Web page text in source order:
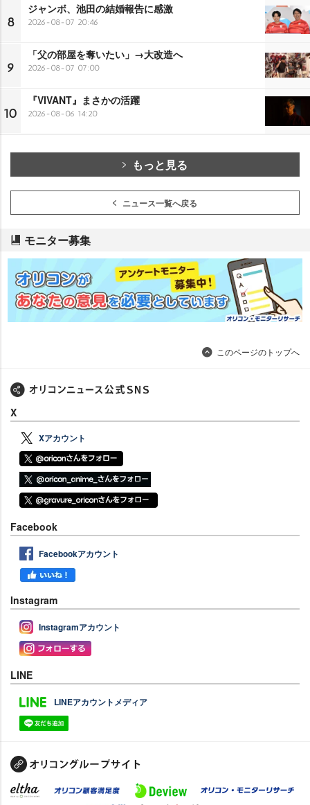
8
ジャンボ、池田の結婚報告に感激
2026-08-07 20:46
9
「父の部屋を奪いたい」→大改造へ
2026-08-07 07:00
10
『VIVANT』まさかの活躍
2026-08-06 14:20
もっと見る
ニュース一覧へ戻る
モニター募集
このページのトップへ
X
Xアカウント
Facebook
Facebookアカウント
Instagram
Instagramアカウント
LINE
LINEアカウントメディア